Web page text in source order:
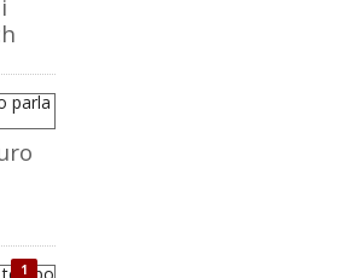
1